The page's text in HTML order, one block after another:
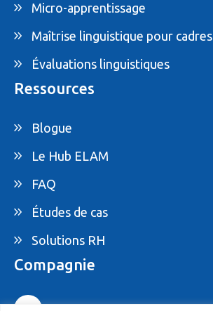
Micro-apprentissage
Maîtrise linguistique pour cadres
Évaluations linguistiques
Ressources
Blogue
Le Hub ELAM
FAQ
Études de cas
Solutions RH
Compagnie